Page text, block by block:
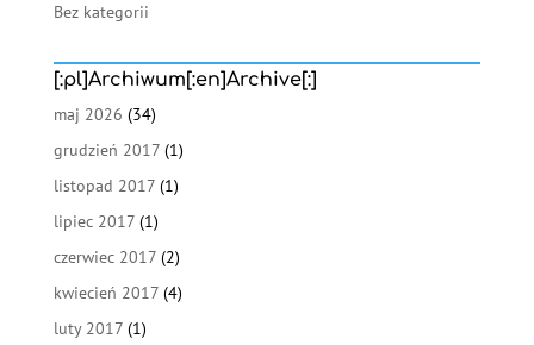
Bez kategorii
[:pl]Archiwum[:en]Archive[:]
maj 2026 (34)
grudzień 2017(1)
listopad 2017(1)
lipiec 2017(1)
czerwiec 2017(2)
kwiecień 2017(4)
luty 2017(1)